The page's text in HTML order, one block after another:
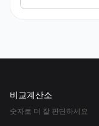
비교계산소
숫자로 더 잘 판단하세요